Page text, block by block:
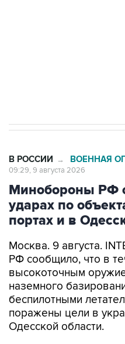
В РОССИИ → ВОЕННАЯ
09:29, 9 августа 2026
Минобороны РФ
ударах по
портах и в
Москва. 9 августа.
РФ сообщило, что в
высокоточным
наземного
беспилотными
поражены цели в
Одесской области.